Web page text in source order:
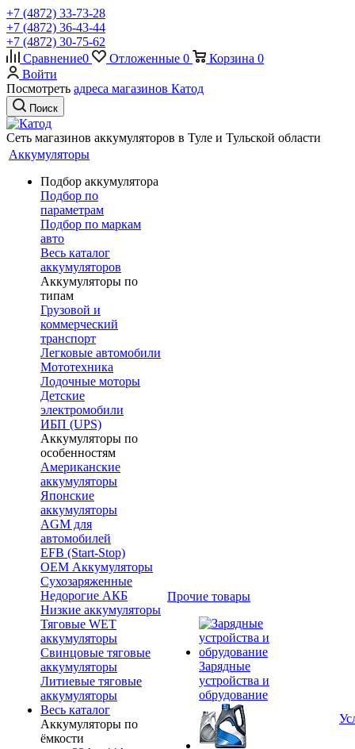
+7 (4872) 33-73-28
+7 (4872) 36-43-44
+7 (4872) 30-75-62
Сравнение0 Отложенные 0 Корзина 0
Войти
Посмотреть адреса магазинов Катод
Поиск
Сеть магазинов аккумуляторов в Туле и Тульской области
Аккумуляторы
Подбор аккумулятора
Подбор по
параметрам
Подбор по маркам
авто
Весь каталог
аккумуляторов
Аккумуляторы по
типам
Грузовой и
коммерческий
транспорт
Легковые автомобили
Мототехника
Лодочные моторы
Детские
электромобили
ИБП (UPS)
Аккумуляторы по
особенностям
Американские
аккумуляторы
Японские
аккумуляторы
AGM для
автомобилей
EFB (Start-Stop)
OEM Аккумуляторы
Сухозаряженные
Недорогие АКБ
Низкие аккумуляторы
Тяговые WET
аккумуляторы
Свинцовые тяговые
аккумуляторы
Литиевые тяговые
аккумуляторы
Весь каталог
Аккумуляторы по
ёмкости
Прочие товары
Зарядные
устройства и
обрудование